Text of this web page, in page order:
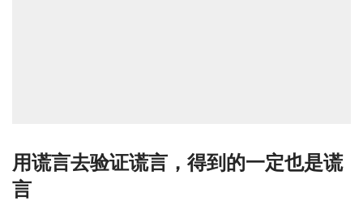
用谎言去验证谎言，得到的一定也是谎
言